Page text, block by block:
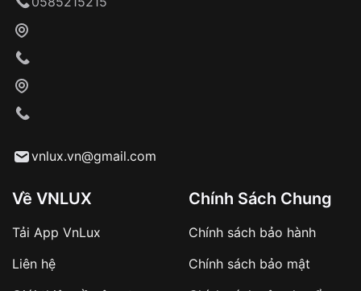
Khách hàng kiểm tra và thanh toán trực tiếp
Từ khóa SEO:
sản phẩm đặc biệt
vnlux.vn@gmail.com
Về VNLUX
Tải App VnLux
Liên hệ
Chính Sách Chung
Chính sách bảo hành
Chính sách bảo mật